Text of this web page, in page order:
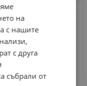
на
с нашите
с друга
събрали от